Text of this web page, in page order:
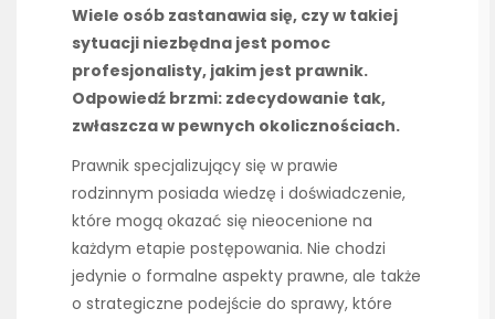
Wiele osób zastanawia się, czy w takiej
sytuacji niezbędna jest pomoc
profesjonalisty, jakim jest prawnik.
Odpowiedź brzmi: zdecydowanie tak,
zwłaszcza w pewnych okolicznościach.
Prawnik specjalizujący się w prawie
rodzinnym posiada wiedzę i doświadczenie,
które mogą okazać się nieocenione na
każdym etapie postępowania. Nie chodzi
jedynie o formalne aspekty prawne, ale także
o strategiczne podejście do sprawy, które